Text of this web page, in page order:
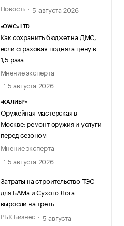
Новость
5 августа 2026
«OWC» LTD
Как сохранить бюджет на ДМС,
если страховая подняла цену в
1,5 раза
Мнение эксперта
5 августа 2026
«КАЛИБР»
Оружейная мастерская в
Москве: ремонт оружия и услуги
перед сезоном
Мнение эксперта
5 августа 2026
Затраты на строительство ТЭС
для БАМа и Сухого Лога
выросли на треть
РБК Бизнес
5 августа